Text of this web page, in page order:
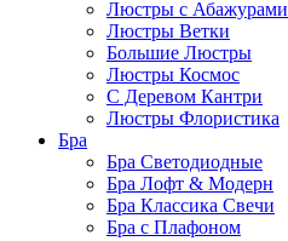
Люстры с Абажурами
Люстры Ветки
Большие Люстры
Люстры Космос
С Деревом Кантри
Люстры Флористика
Бра
Бра Светодиодные
Бра Лофт & Модерн
Бра Классика Свечи
Бра с Плафоном